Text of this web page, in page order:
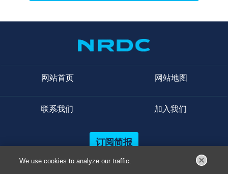
网站首页 网站地图
联系我们 加入我们
订阅简报
We use cookies to analyze our traffic.